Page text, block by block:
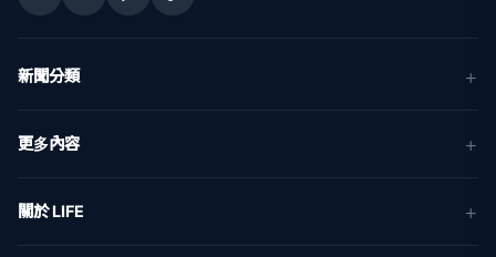
新聞分類
健康
更多內容
關於 LIFE